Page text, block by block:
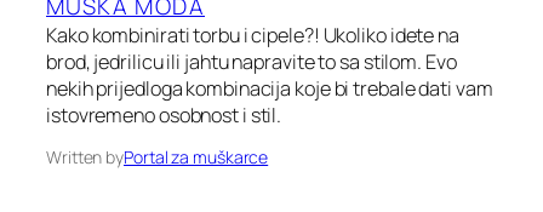
Kako kombinirati torbu i cipele?! Ukoliko idete na
brod, jedrilicu ili jahtu napravite to sa stilom. Evo
nekih prijedloga kombinacija koje bi trebale dati vam
istovremeno osobnost i stil.
Written byPortal za muškarce